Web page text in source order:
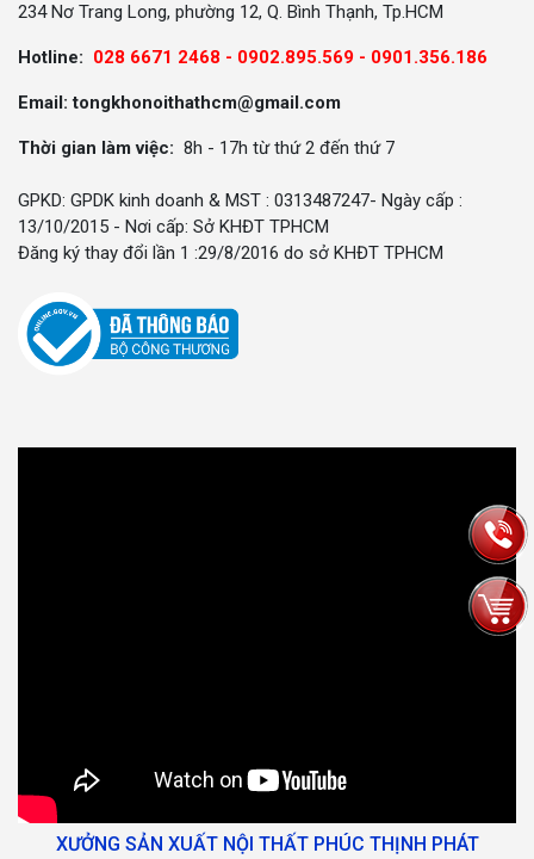
234 Nơ Trang Long, phường 12, Q. Bình Thạnh, Tp.HCM
Hotline: 028 6671 2468 - 0902.895.569 - 0901.356.186
Email: tongkhonoithathcm@gmail.com
Thời gian làm việc: 8h - 17h từ thứ 2 đến thứ 7
GPKD: GPDK kinh doanh & MST : 0313487247- Ngày cấp :
13/10/2015 - Nơi cấp: Sở KHĐT TPHCM
Đăng ký thay đổi lần 1 :29/8/2016 do sở KHĐT TPHCM
XƯỞNG SẢN XUẤT NỘI THẤT PHÚC THỊNH PHÁT